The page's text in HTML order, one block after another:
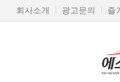
회사소개 광고문의 즐